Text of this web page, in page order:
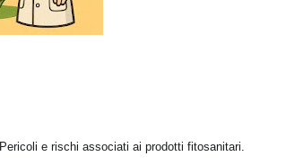
e rischi associati ai prodotti fitosanitari.